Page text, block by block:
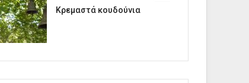
Κρεμαστά κουδούνια